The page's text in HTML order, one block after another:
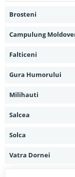
Brosteni
Campulung
Falticeni
Gura Humorului
Milihauti
Salcea
Solca
Vatra Dornei